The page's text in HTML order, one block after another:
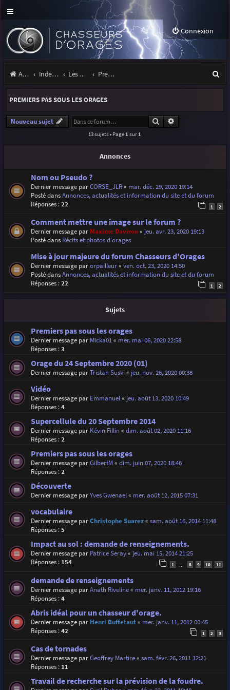
Connexion
Accueil Index du forum Les orages Premiers pas sous les orages
e
r
PREMIERS PAS SOUS LES ORAGES
Nouveau sujet Rechercher
13 sujets • Page 1 sur 1
Annonces
Nom ou Pseudo ?
Dernier message parCORSE_JLR« mar. déc. 29, 2020 19:14
Posté dansAnnonces, actualités et information du site et du forum
Réponses :22 1 2
Comment mettre une image sur le forum ?
Dernier message par Maxime Daviron« jeu. avr. 23, 2020 19:13
Posté dans Récits et photos d'orages
Mise à jour majeure du forum Chasseurs d'Orages
Dernier message parorpailleur« ven. oct. 23, 2020 14:50
Posté dansAnnonces, actualités et information du site et du forum
Réponses :22 1 2
Sujets
Premiers pas sous les orages
Dernier message par Micka01« mer. mai 06, 2020 22:58
Réponses :3
Orage du 24 Septembre 2020 (01)
Dernier message parTristan Suski« jeu. nov. 26, 2020 00:38
Vidéo
Dernier message par Emmanuel« jeu. août 13, 2020 10:49
Réponses :4
Supercellule du 20 Septembre 2014
Dernier message par Kévin Fillin« dim. août 02, 2020 11:16
Réponses :2
Premiers pas sous les orages
Dernier message parGilbertM« dim. juin 07, 2020 18:46
Réponses :2
Découverte
Dernier message parYves Gwenael« mer. août 12, 2015 07:31
vocabulaire
Dernier message parChristophe Suarez« sam. août 16, 2014 11:48
Réponses :5
Impact au sol : demande de renseignements.
Dernier message par Patrice Seray« jeu. mai 15, 2014 21:25
Réponses : 154 1 8 9 10 11
demande de renseignements
Dernier message parAnath Riveline« mer. janv. 11, 2012 19:16
Réponses :4
Abris idéal pour un chasseur d'orage.
Dernier message par Henri Buffetaut« mer. janv. 11, 2012 00:45
Réponses :42 1 2 3
Cas de tornades
Dernier message parGeoffrey Martire« sam. févr. 26, 2011 12:21
Réponses : 11
Travail de recherche sur la prévision de la foudre.